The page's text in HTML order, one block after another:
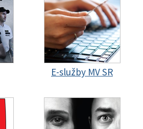
E-služby MV SR